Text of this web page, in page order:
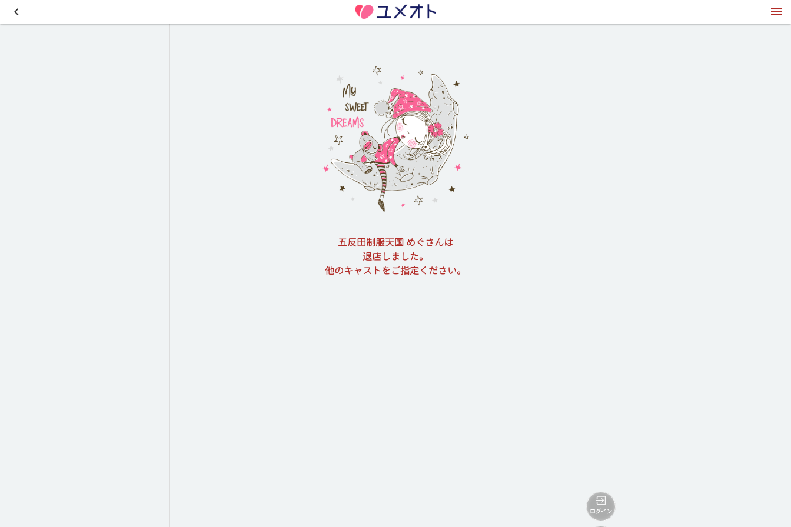
五反田制服天国 めぐさんは
退店しました。
他のキャストをご指定ください。